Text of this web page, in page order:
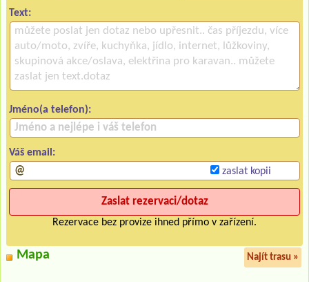
Text:
Jméno(a telefon):
Váš email:
zaslat kopii
Rezervace bez provize ihned přímo v zařízení.
Mapa Najít trasu »